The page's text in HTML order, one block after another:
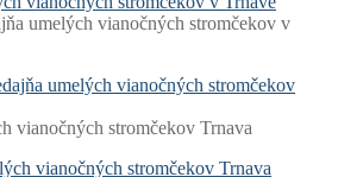
umelých vianočných stromčekov v
vianočných stromčekov Trnava